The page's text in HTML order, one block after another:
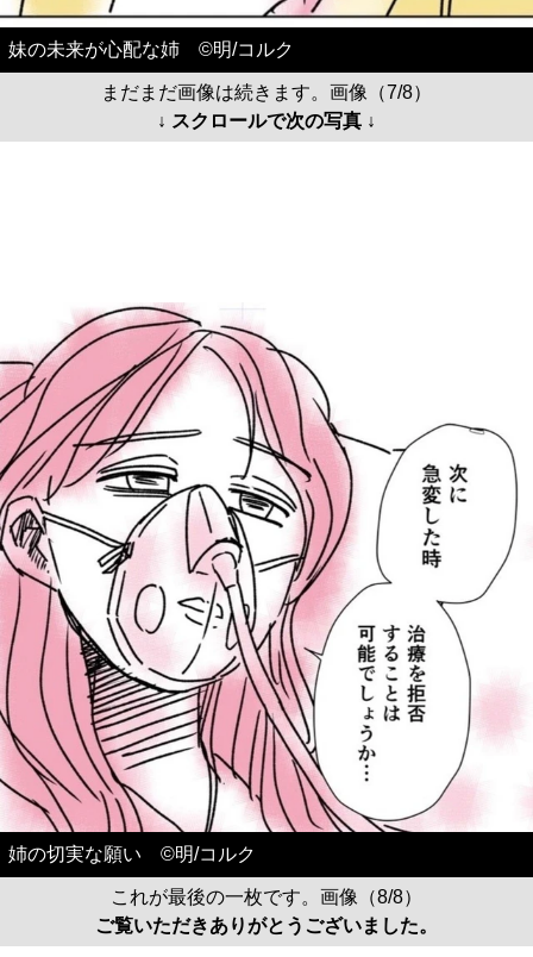
妹の未来が心配な姉 ©️明/コルク
まだまだ画像は続きます。画像（7/8）
↓ スクロールで次の写真 ↓
姉の切実な願い ©️明/コルク
これが最後の一枚です。画像（8/8）
ご覧いただきありがとうございました。